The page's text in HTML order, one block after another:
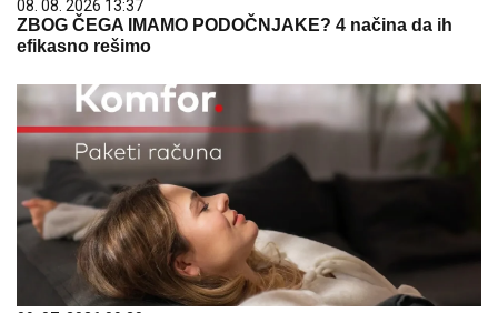
08. 08. 2026 13:37
ZBOG ČEGA IMAMO PODOČNJAKE? 4 načina da ih
efikasno rešimo